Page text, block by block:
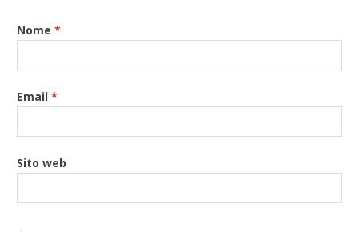
Nome*
Email*
Sito web